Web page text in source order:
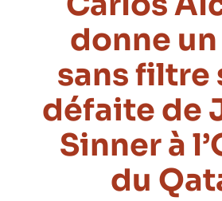
donne
sans filtre
défaite de
Sinner à
du